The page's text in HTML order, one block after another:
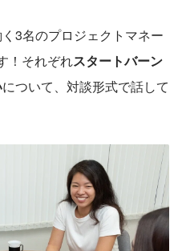
3名のプロジェクトマネー
！それぞれスタートバーン
について、対談形式で話して